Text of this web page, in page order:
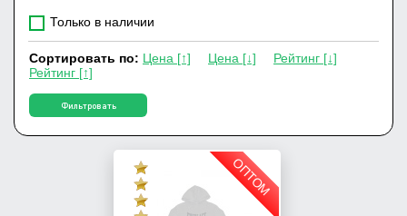
Только в наличии
Сортировать по: Цена [↑] Цена [↓]
Рейтинг [↓]
Рейтинг [↑]
Фильтровать
ОПТОМ